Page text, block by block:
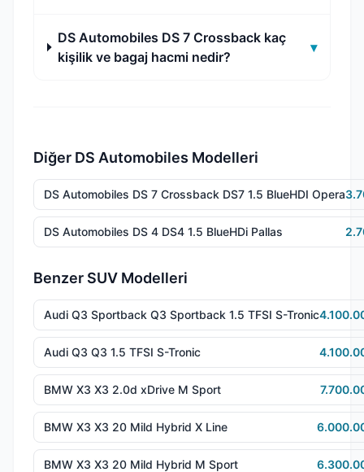
DS Automobiles DS 7 Crossback kaç
kişilik ve bagaj hacmi nedir?
▾
Diğer DS Automobiles Modelleri
DS Automobiles DS 7 Crossback DS7 1.5 BlueHDI Opera
DS Automobiles DS 4 DS4 1.5 BlueHDi Pallas
Benzer SUV Modelleri
Audi Q3 Sportback Q3 Sportback 1.5 TFSI S-Tronic
Audi Q3 Q3 1.5 TFSI S-Tronic
BMW X3 X3 2.0d xDrive M Sport
BMW X3 X3 20 Mild Hybrid X Line
BMW X3 X3 20 Mild Hybrid M Sport